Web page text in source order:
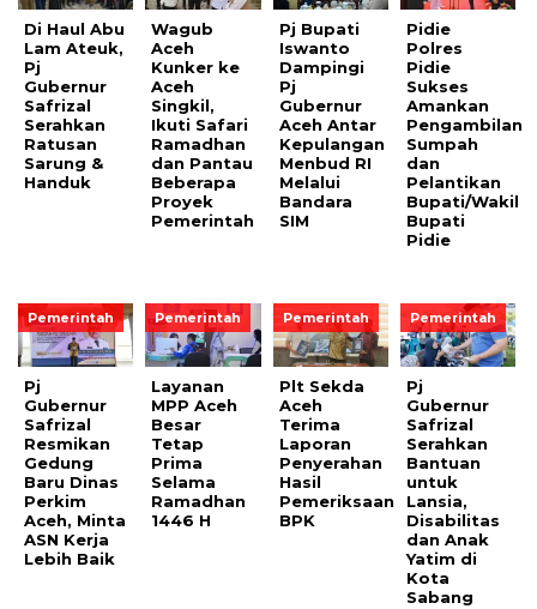
Di Haul Abu
Lam Ateuk,
Pj
Gubernur
Safrizal
Serahkan
Ratusan
Sarung &
Handuk
Wagub
Aceh
Kunker ke
Aceh
Singkil,
Ikuti Safari
Ramadhan
dan Pantau
Beberapa
Proyek
Pemerintah
Pj Bupati
Iswanto
Dampingi
Pj
Gubernur
Aceh Antar
Kepulangan
Menbud RI
Melalui
Bandara
SIM
Pidie
Polres
Pidie
Sukses
Amankan
Pengambilan
Sumpah
dan
Pelantikan
Bupati/Wakil
Bupati
Pidie
Pemerintah
Pj
Gubernur
Safrizal
Resmikan
Gedung
Baru Dinas
Perkim
Aceh, Minta
ASN Kerja
Lebih Baik
Pemerintah
Layanan
MPP Aceh
Besar
Tetap
Prima
Selama
Ramadhan
1446 H
Pemerintah
Plt Sekda
Aceh
Terima
Laporan
Penyerahan
Hasil
Pemeriksaan
BPK
Pemerintah
Pj
Gubernur
Safrizal
Serahkan
Bantuan
untuk
Lansia,
Disabilitas
dan Anak
Yatim di
Kota
Sabang